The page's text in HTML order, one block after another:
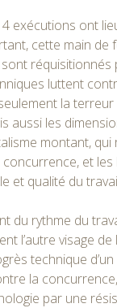
exécutions ont
cette main de
luttent
la
aussi les
montant, qui
et
et qualité du
du rythme du
l’autre visage
technique
la
par une